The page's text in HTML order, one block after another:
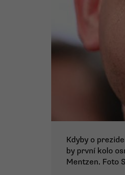
Kdyby o
by první kolo
Mentzen. Foto